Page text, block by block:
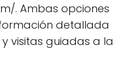
. Ambas opciones
detallada
visitas guiadas a la